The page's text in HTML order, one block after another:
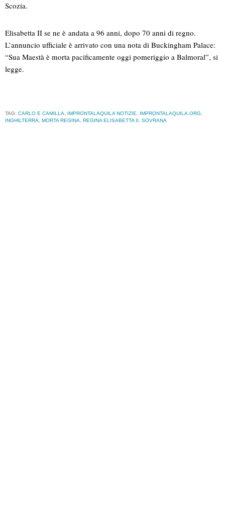
Scozia.
Elisabetta II se ne è andata a 96 anni, dopo 70 anni di regno.
L’annuncio ufficiale è arrivato con una nota di Buckingham Palace:
“Sua Maestà è morta pacificamente oggi pomeriggio a Balmoral”, si
legge.
TAG: CARLO E CAMILLA, IMPRONTALAQUILA NOTIZIE, IMPRONTALAQUILA.ORG,
INGHILTERRA, MORTA REGINA, REGINA ELISABETTA II, SOVRANA